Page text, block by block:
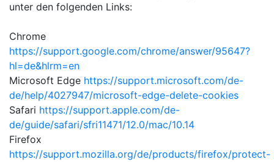
unter den folgenden Links:
Chrome
https://support.google.com/chrome/answer/95647?
hl=de&hlrm=en
Microsoft Edge https://support.microsoft.com/de-
de/help/4027947/microsoft-edge-delete-cookies
Safari https://support.apple.com/de-
de/guide/safari/sfri11471/12.0/mac/10.14
Firefox
https://support.mozilla.org/de/products/firefox/protect-